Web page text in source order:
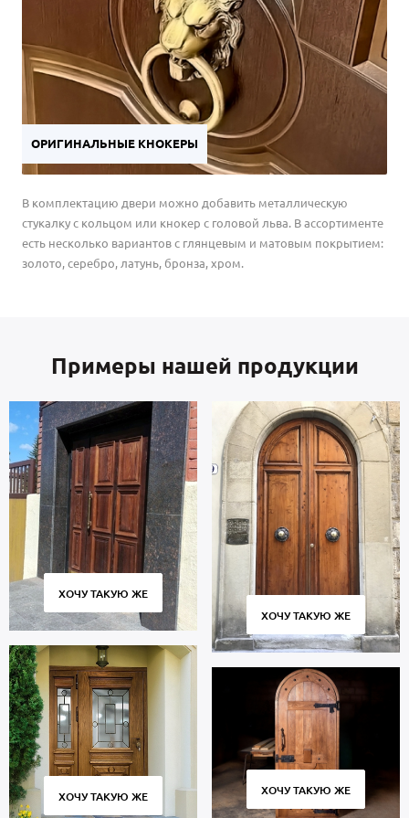
ОРИГИНАЛЬНЫЕ КНОКЕРЫ
В комплектацию двери можно добавить металлическую
стукалку с кольцом или кнокер с головой льва. В ассортименте
есть несколько вариантов с глянцевым и матовым покрытием:
золото, серебро, латунь, бронза, хром.
Примеры нашей продукции
ХОЧУ ТАКУЮ ЖЕ
ХОЧУ ТАКУЮ ЖЕ
ХОЧУ ТАКУЮ ЖЕ
ХОЧУ ТАКУЮ ЖЕ